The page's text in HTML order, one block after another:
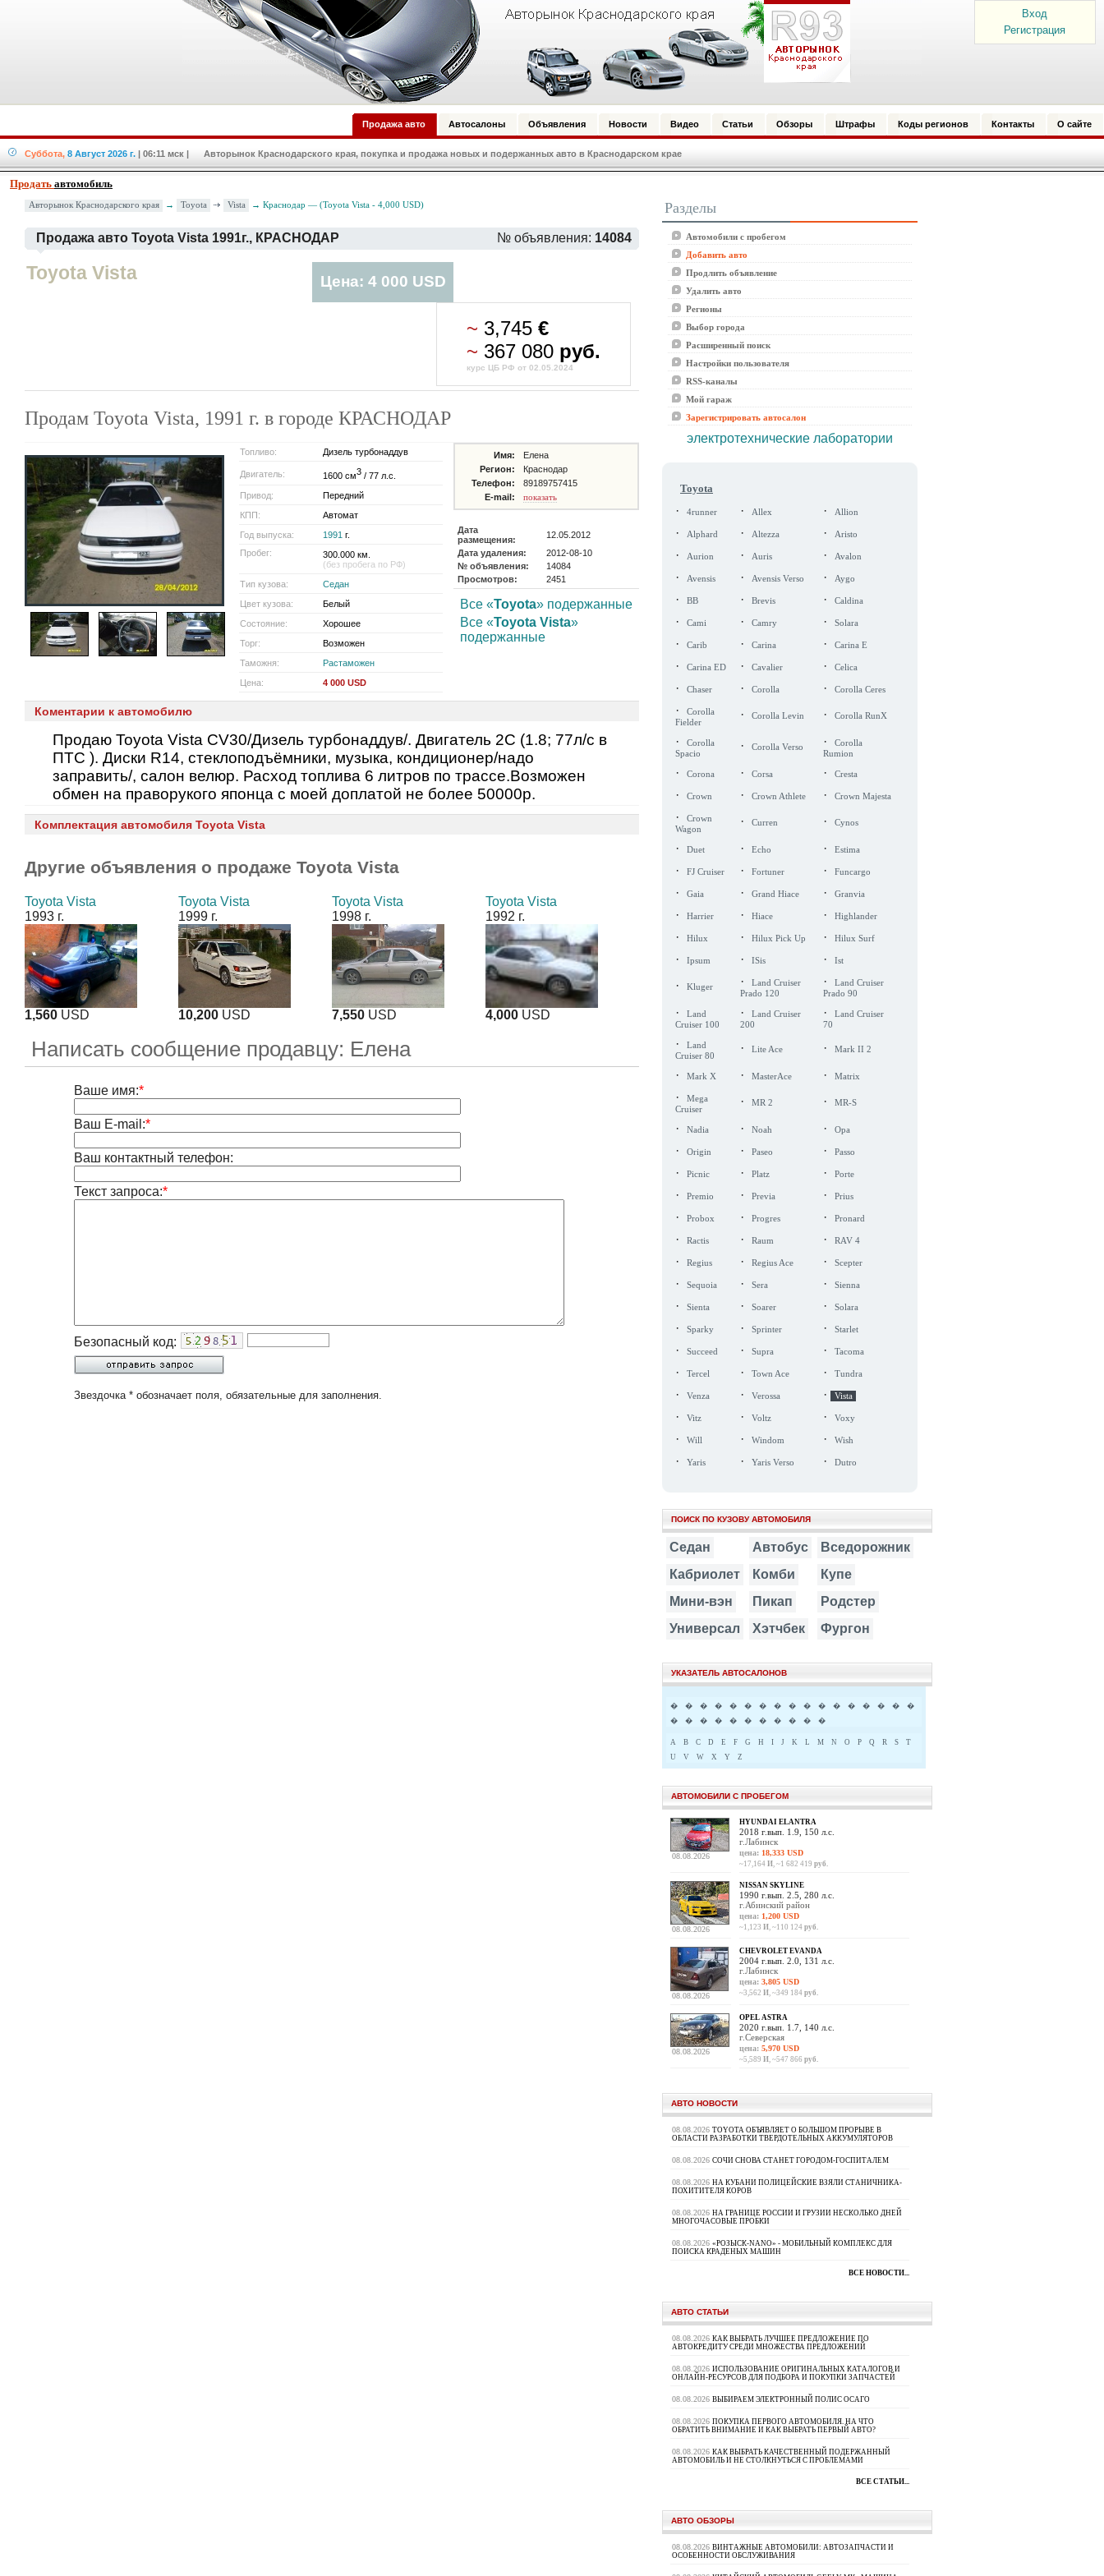
Вход
Регистрация
Продажа авто Автосалоны Объявления Новости Видео Статьи Обзоры Штрафы Коды регионов Контакты О сайте
Суббота, 8 Август 2026 г. | 06:11 мск | Авторынок Краснодарского края, покупка и продажа новых и подержанных авто в Краснодарском крае
Продать автомобиль
Авторынок Краснодарского края → Toyota Vista → Краснодар — (Toyota Vista - 4,000 USD)
Продажа авто Toyota Vista 1991г., КРАСНОДАР № объявления: 14084
Toyota Vista Цена: 4 000 USD
~ 3,745€
~ 367 080 руб.
курс ЦБ РФ от 02.05.2024
Продам Toyota Vista, 1991 г. в городе КРАСНОДАР
Топливо: Дизель турбонаддув
Двигатель: 1600 см3 / 77 л.с.
Привод:
Передний
КПП:
Автомат
Год выпуска:
1991 г.
Пробег:
300.000 км.
(без пробега по РФ)
Тип кузова:
Седан
Цвет кузова:
Белый
Состояние:
Хорошее
Торг:
Возможен
Таможня:
Растаможен
Цена:
4 000 USD
Имя:
Елена
Регион:
Краснодар
Телефон:
89189757415
E-mail:
показать
Дата
размещения:
12.05.2012
Дата удаления:
2012-08-10
№ объявления:
14084
Просмотров:
2451
Все «Toyota» подержанные
Все «Toyota Vista»
подержанные
Коментарии к автомобилю
Продаю Toyota Vista СV30/Дизель турбонаддув/. Двигатель 2С (1.8; 77л/с в
ПТС ). Диски R14, стеклоподъёмники, музыка, кондиционер/надо
заправить/, салон велюр. Расход топлива 6 литров по трассе.Возможен
обмен на праворукого японца с моей доплатой не более 50000р.
Комплектация автомобиля Toyota Vista
Другие объявления о продаже Toyota Vista
Toyota Vista
1993 г.
1,560 USD
Toyota Vista
1999 г.
10,200 USD
Toyota Vista
1998 г.
7,550 USD
Toyota Vista
1992 г.
4,000 USD
Написать сообщение продавцу: Елена
Ваше имя:*
Ваш E-mail:*
Ваш контактный телефон:
Текст запроса:*
Безопасный код:
Звездочка * обозначает поля, обязательные для заполнения.
Разделы
Автомобили с пробегом
Добавить авто
Продлить объявление
Удалить авто
Регионы
Выбор города
Расширенный поиск
Настройки пользователя
RSS-каналы
Мой гараж
Зарегистрировать автосалон
электротехнические лаборатории
Toyota
· 4runner · Allex · Allion
· Alphard · Altezza · Aristo
· Aurion · Auris · Avalon
· Avensis · Avensis Verso · Aygo
· BB · Brevis · Caldina
· Cami · Camry · Solara
· Carib · Carina · Carina E
· Carina ED · Cavalier · Celica
· Chaser · Corolla · Corolla Ceres
·
Corolla
Fielder
· Corolla Levin · Corolla RunX
·
Corolla
Spacio
· Corolla Verso ·
Corolla
Rumion
· Corona · Corsa · Cresta
· Crown · Crown Athlete · Crown Majesta
·
Crown
Wagon
· Curren · Cynos
· Duet · Echo · Estima
· FJ Cruiser · Fortuner · Funcargo
· Gaia · Grand Hiace · Granvia
· Harrier · Hiace · Highlander
· Hilux · Hilux Pick Up · Hilux Surf
· Ipsum · ISis · Ist
· Kluger ·
Land Cruiser
Prado 120
·
Land Cruiser
Prado 90
·
Land
Cruiser 100
·
Land Cruiser
200
·
Land Cruiser
70
·
Land
Cruiser 80
· Lite Ace · Mark II 2
· Mark X · MasterAce · Matrix
·
Mega
Cruiser
· MR 2 · MR-S
· Nadia · Noah · Opa
· Origin · Paseo · Passo
· Picnic · Platz · Porte
· Premio · Previa · Prius
· Probox · Progres · Pronard
· Ractis · Raum · RAV 4
· Regius · Regius Ace · Scepter
· Sequoia · Sera · Sienna
· Sienta · Soarer · Solara
· Sparky · Sprinter · Starlet
· Succeed · Supra · Tacoma
· Tercel · Town Ace · Tundra
· Venza · Verossa · Vista
· Vitz · Voltz · Voxy
· Will · Windom · Wish
· Yaris · Yaris Verso · Dutro
ПОИСК ПО КУЗОВУ АВТОМОБИЛЯ
Седан Автобус
Вседорожник
Кабриолет
Комби
Купе
Мини-вэн
Пикап
Родстер
Универсал
Хэтчбек Фургон
УКАЗАТЕЛЬ АВТОСАЛОНОВ
� � � � � � � � � � � � � � � �
�
�
� � � � � � � � � �
A B C D E F G H I J K L M N O P Q R S
T
U
V W X Y Z
АВТОМОБИЛИ С ПРОБЕГОМ
08.08.2026
HYUNDAI ELANTRA
2018 г.вып. 1.9, 150 л.с.
г.Лабинск
цена: 18,333 USD
~17,164 И, ~1 682 419 руб.
08.08.2026
NISSAN SKYLINE
1990 г.вып. 2.5, 280 л.с.
г.Абинский район
цена: 1,200 USD
~1,123 И, ~110 124 руб.
08.08.2026
CHEVROLET EVANDA
2004 г.вып. 2.0, 131 л.с.
г.Лабинск
цена: 3,805 USD
~3,562 И, ~349 184 руб.
08.08.2026
OPEL ASTRA
2020 г.вып. 1.7, 140 л.с.
г.Северская
цена: 5,970 USD
~5,589 И, ~547 866 руб.
АВТО НОВОСТИ
08.08.2026 TOYOTA ОБЪЯВЛЯЕТ О БОЛЬШОМ ПРОРЫВЕ В
ОБЛАСТИ РАЗРАБОТКИ ТВЕРДОТЕЛЬНЫХ АККУМУЛЯТОРОВ
08.08.2026 СОЧИ СНОВА СТАНЕТ ГОРОДОМ-ГОСПИТАЛЕМ
08.08.2026 НА КУБАНИ ПОЛИЦЕЙСКИЕ ВЗЯЛИ СТАНИЧНИКА-
ПОХИТИТЕЛЯ КОРОВ
08.08.2026 НА ГРАНИЦЕ РОССИИ И ГРУЗИИ НЕСКОЛЬКО ДНЕЙ
МНОГОЧАСОВЫЕ ПРОБКИ
08.08.2026 «РОЗЫСК-NANO» - МОБИЛЬНЫЙ КОМПЛЕКС ДЛЯ
ПОИСКА КРАДЕНЫХ МАШИН
ВСЕ НОВОСТИ...
АВТО СТАТЬИ
08.08.2026 КАК ВЫБРАТЬ ЛУЧШЕЕ ПРЕДЛОЖЕНИЕ ПО
АВТОКРЕДИТУ СРЕДИ МНОЖЕСТВА ПРЕДЛОЖЕНИЙ
08.08.2026 ИСПОЛЬЗОВАНИЕ ОРИГИНАЛЬНЫХ КАТАЛОГОВ И
ОНЛАЙН-РЕСУРСОВ ДЛЯ ПОДБОРА И ПОКУПКИ ЗАПЧАСТЕЙ
08.08.2026 ВЫБИРАЕМ ЭЛЕКТРОННЫЙ ПОЛИС ОСАГО
08.08.2026 ПОКУПКА ПЕРВОГО АВТОМОБИЛЯ. НА ЧТО
ОБРАТИТЬ ВНИМАНИЕ И КАК ВЫБРАТЬ ПЕРВЫЙ АВТО?
08.08.2026 КАК ВЫБРАТЬ КАЧЕСТВЕННЫЙ ПОДЕРЖАННЫЙ
АВТОМОБИЛЬ И НЕ СТОЛКНУТЬСЯ С ПРОБЛЕМАМИ
ВСЕ СТАТЬИ...
АВТО ОБЗОРЫ
08.08.2026 ВИНТАЖНЫЕ АВТОМОБИЛИ: АВТОЗАПЧАСТИ И
ОСОБЕННОСТИ ОБСЛУЖИВАНИЯ